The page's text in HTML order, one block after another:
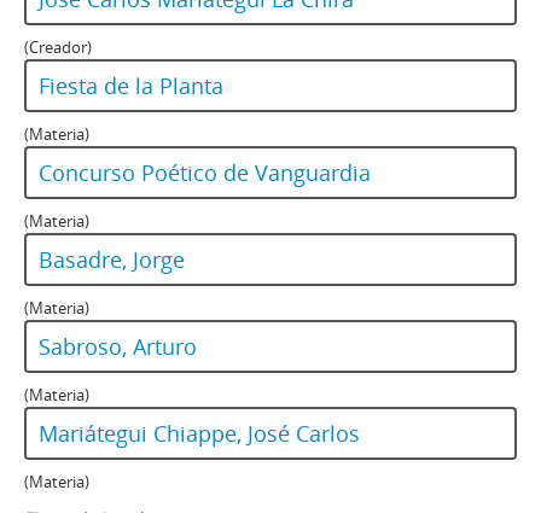
(Creador)
Fiesta de la Planta
(Materia)
Concurso Poético de Vanguardia
(Materia)
Basadre, Jorge
(Materia)
Sabroso, Arturo
(Materia)
Mariátegui Chiappe, José Carlos
(Materia)